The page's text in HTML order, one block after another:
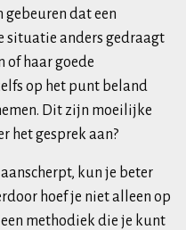
dat een
situatie anders gedraagt
of haar goede
op het punt beland
Dit zijn moeilijke
het gesprek aan?
kun je beter
hoef je niet alleen op
methodiek die je kunt